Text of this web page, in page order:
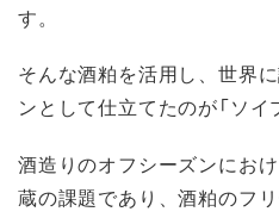
す。
そんな酒粕を活用し、世界
ンとして仕立てたのが「ソイ
酒造りのオフシーズンにお
蔵の課題であり、酒粕のフ